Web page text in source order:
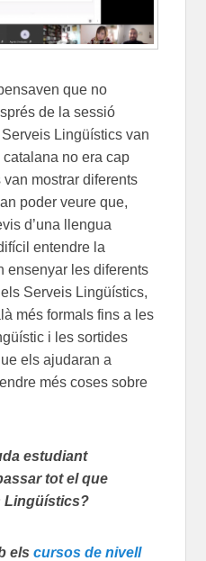
que no
de la sessió
Lingüístics van
no era cap
mostrar diferents
poder veure que,
d’una llengua
entendre la
ensenyar les diferents
Serveis Lingüístics,
més formals fins a les
i les sortides
els ajudaran a
més coses sobre
estudiant
tot el que
Lingüístics?
elscursos de nivell